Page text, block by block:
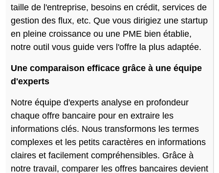
taille de l'entreprise, besoins en crédit, services de
gestion des flux, etc. Que vous dirigiez une startup
en pleine croissance ou une PME bien établie,
notre outil vous guide vers l'offre la plus adaptée.
Une comparaison efficace grâce à une équipe
d'experts
Notre équipe d'experts analyse en profondeur
chaque offre bancaire pour en extraire les
informations clés. Nous transformons les termes
complexes et les petits caractères en informations
claires et facilement compréhensibles. Grâce à
notre travail, comparer les offres bancaires devient